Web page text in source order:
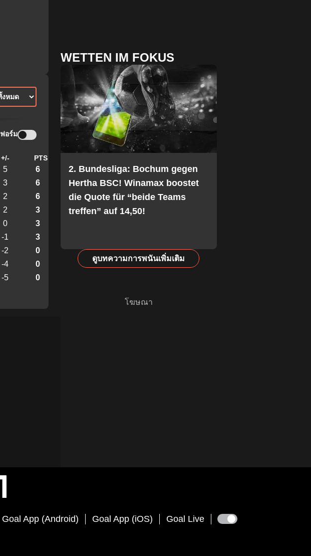
ฟอร์ม
+/- PTS
5 6
3 6
2 6
2 3
0 3
-1 3
-2 0
-4 0
-5 0
WETTEN IM FOKUS
2. Bundesliga: Bochum gegen
Hertha BSC! Winamax boostet
die Quote für “beide Teams
treffen” auf 14,50!
ดูบทความการพนันเพิ่มเติม
Goal App (Android) Goal App (iOS)
Goal Live